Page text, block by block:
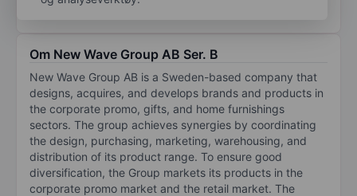
Om New Wave Group AB Ser. B
New Wave Group AB is a Sweden-based company that
designs, acquires, and develops brands and products in
the corporate promo, gifts, and home furnishings
sectors. The group achieves synergies by coordinating
the design, purchasing, marketing, warehousing, and
distribution of its product range. To ensure good
diversification, the Group markets its products in the
corporate promo market and the retail market. The